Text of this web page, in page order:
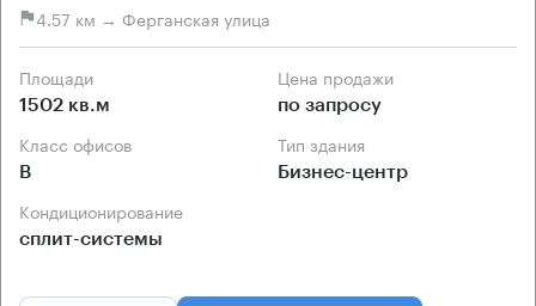
4.57 км → Ферганская улица
Площади
1502 кв.м
Цена продажи
по запросу
Класс офисов
B
Тип здания
Бизнес-центр
Кондиционирование
сплит-системы